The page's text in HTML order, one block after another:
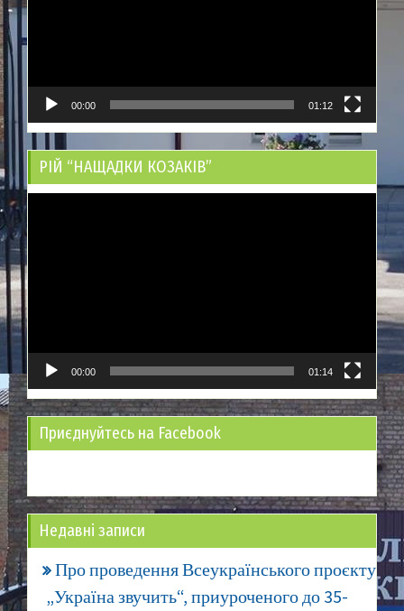
00:00 01:12
РІЙ “НАЩАДКИ КОЗАКІВ”
00:00 01:14
Приєднуйтесь на Facebook
Недавні записи
Про проведення Всеукраїнського проєкту
„Україна звучить“, приуроченого до 35-